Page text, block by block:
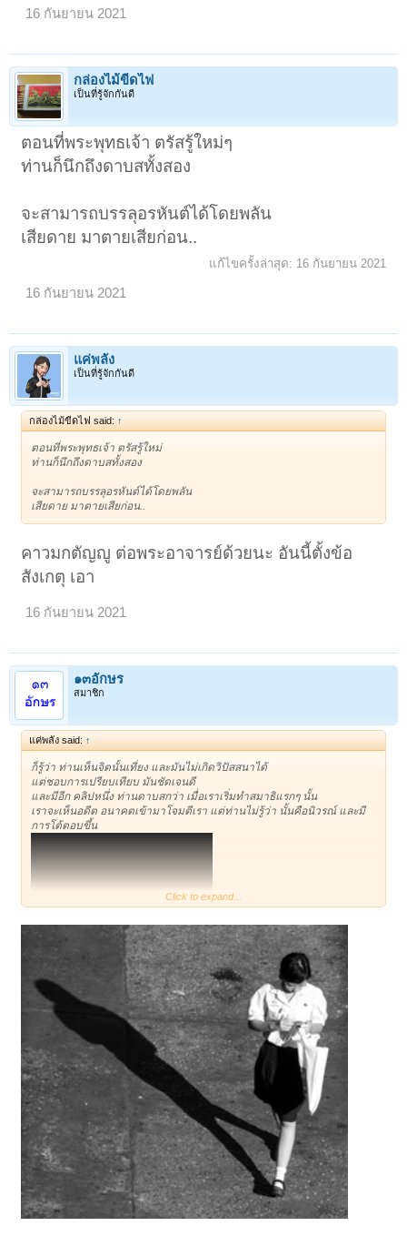
16 กันยายน 2021
กล่องไม้ขีดไฟ
เป็นที่รู้จักกันดี
ตอนที่พระพุทธเจ้า ตรัสรู้ใหม่ๆ
ท่านก็นึกถึงดาบสทั้งสอง
จะสามารถบรรลุอรหันต์ได้โดยพลัน
เสียดาย มาตายเสียก่อน..
แก้ไขครั้งล่าสุด: 16 กันยายน 2021
16 กันยายน 2021
แค่พลัง
เป็นที่รู้จักกันดี
กล่องไม้ขีดไฟ said: ↑
ตอนที่พระพุทธเจ้า ตรัสรู้ใหม่
ท่านก็นึกถึงดาบสทั้งสอง
จะสามารถบรรลุอรหันต์ได้โดยพลัน
เสียดาย มาตายเสียก่อน..
คาวมกตัญญู ต่อพระอาจารย์ด้วยนะ อันนี้ตั้งข้อ
สังเกตุ เอา
16 กันยายน 2021
๑๓อักษร
สมาชิก
แค่พลัง said: ↑
ก็รู้ว่า ท่านเห็นจิตนั้นเที่ยง และมันไม่เกิดวิปัสสนาได้
แต่ชอบการเปรียบเทียบ มันชัดเจนดี
และมีอีก คลิปหนึ่ง ท่านดาบสกว่า เมื่อเราเริ่มทำสมาธิแรกๆ นั้น
เราจะเห็นอดีต อนาคตเข้ามาโจมตีเรา แต่ท่านไม่รู้ว่า นั้นคือนิวรณ์ และมี
การโต้ตอบขึ้น
Click to expand...
1 2 3 4 5 6 → 20 ถัดไป >